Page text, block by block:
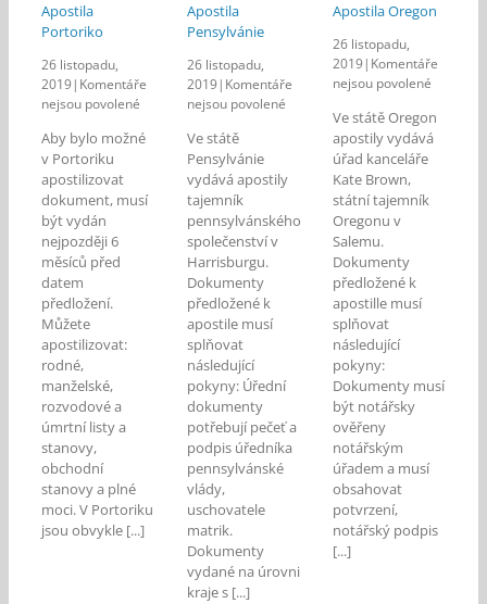
Apostila
Portoriko
26 listopadu,
2019| Komentáře
nejsou povolenéu
s
Apostila
Portoriko
Aby bylo možné
v Portoriku
apostilizovat
dokument, musí
být vydán
nejpozději 6
měsíců před
datem
předložení.
Můžete
apostilizovat:
rodné,
manželské,
rozvodové a
úmrtní listy a
stanovy,
obchodní
stanovy a plné
moci. V Portoriku
jsou obvykle [...]
Apostila
Pensylvánie
26 listopadu,
2019| Komentáře
nejsou povolenéu
Apostila
Pensylvánie
Ve státě
Pensylvánie
vydává apostily
tajemník
pennsylvánského
společenství v
Harrisburgu.
Dokumenty
předložené k
apostile musí
splňovat
následující
pokyny: Úřední
dokumenty
potřebují pečeť a
podpis úředníka
pennsylvánské
vlády,
uschovatele
matrik.
Dokumenty
vydané na úrovni
kraje s [...]
Apostila Oregon
26 listopadu,
2019| Komentáře
nejsou povolenéu
s
názvem
Ve státě Oregon
apostily vydává
úřad kanceláře
Kate Brown,
státní tajemník
Oregonu v
Salemu.
Dokumenty
předložené k
apostille musí
splňovat
následující
pokyny:
Dokumenty musí
být notářsky
ověřeny
notářským
úřadem a musí
obsahovat
potvrzení,
notářský podpis
[...]